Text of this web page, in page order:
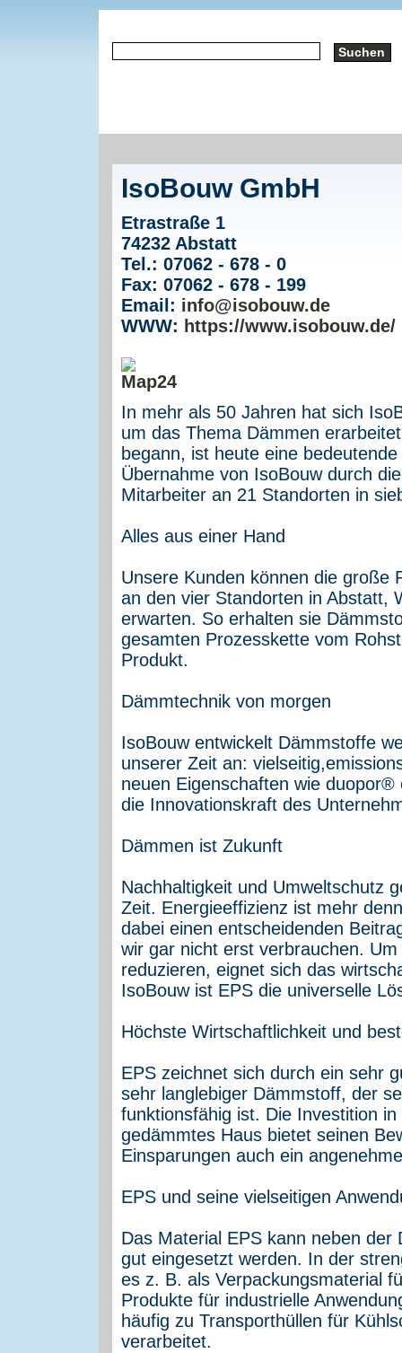
IsoBouw GmbH
Etrastraße 1
74232 Abstatt
Tel.: 07062 - 678 - 0
Fax: 07062 - 678 - 199
Email: info@isobouw.de
WWW: https://www.isobouw.de/
In mehr als 50 Jahren hat sich
um das Thema Dämmen
begann, ist heute eine
Übernahme von IsoBouw durch
Mitarbeiter an 21 Standorten in
Alles aus einer Hand
Unsere Kunden können die große
an den vier Standorten in Abstatt,
erwarten. So erhalten sie
gesamten Prozesskette vom
Produkt.
Dämmtechnik von morgen
IsoBouw entwickelt Dämmstoffe
unserer Zeit an:
neuen Eigenschaften wie
die Innovationskraft des
Dämmen ist Zukunft
Nachhaltigkeit und Umweltschutz
Zeit. Energieeffizienz ist mehr
dabei einen entscheidenden
wir gar nicht erst verbrauchen.
reduzieren, eignet sich das
IsoBouw ist EPS die universelle
Höchste Wirtschaftlichkeit und
EPS zeichnet sich durch ein sehr
sehr langlebiger Dämmstoff, der
funktionsfähig ist. Die Investition
gedämmtes Haus bietet seinen
Einsparungen auch ein
EPS und seine vielseitigen
Das Material EPS kann neben
gut eingesetzt werden. In der
es z. B. als Verpackungsmaterial
Produkte für industrielle
häufig zu Transporthüllen für
verarbeitet.